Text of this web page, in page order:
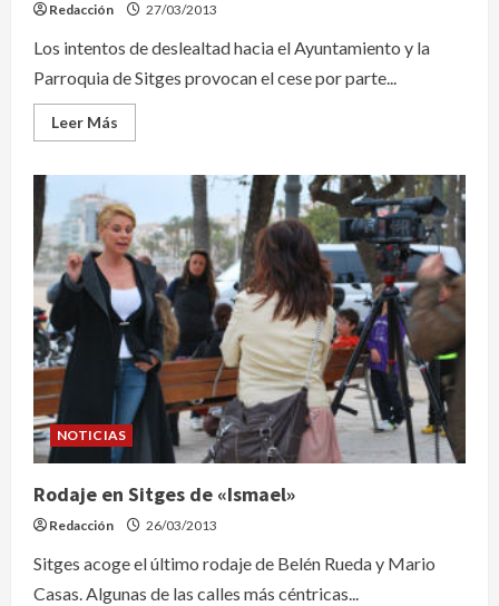
un
impacto
de
millones
Redacción 27/03/2013
Los intentos de deslealtad hacia el Ayuntamiento y la
Parroquia de Sitges provocan el cese por parte...
Leer Más
más
en
el
seno
del
Hospital
de
San
Juan
Baptista
NOTICIAS
Rodaje en Sitges de «Ismael»
Redacción 26/03/2013
Sitges acoge el último rodaje de Belén Rueda y Mario
Casas. Algunas de las calles más céntricas...